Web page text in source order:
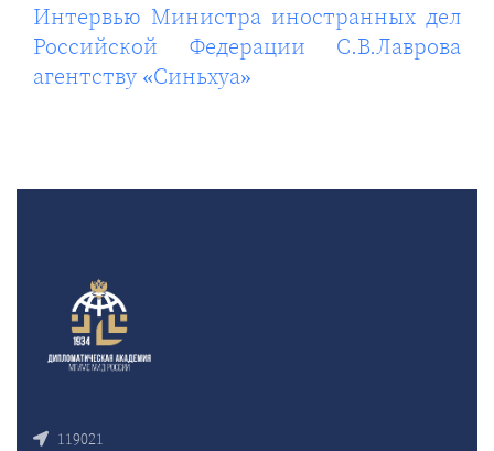
Интервью Министра иностранных дел
Российской Федерации С.В.Лаврова
агентству «Синьхуа»
119021